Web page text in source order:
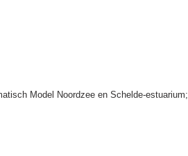
Model Noordzee en Schelde-estuarium;